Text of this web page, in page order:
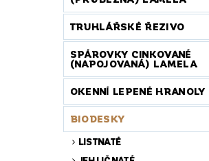
TRUHLÁŘSKÉ ŘEZIVO
SPÁROVKY CINKOVANÉ
(NAPOJOVANÁ) LAMELA
OKENNÍ LEPENÉ HRANOLY
BIODESKY
LISTNATÉ